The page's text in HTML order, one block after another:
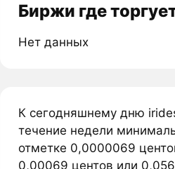
Биржи где
Нет данных
К сегодняшнему дню
течение недели
отметке 0,0000069
0,00069 центов или